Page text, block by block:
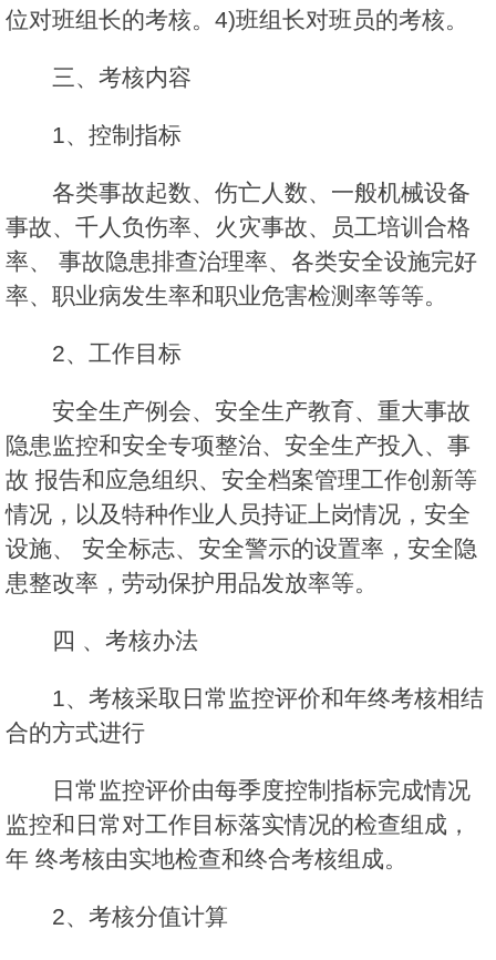
位对班组长的考核。4)班组长对班员的考核。
三、考核内容
1、控制指标
各类事故起数、伤亡人数、一般机械设备
事故、千人负伤率、火灾事故、员工培训合格
率、 事故隐患排查治理率、各类安全设施完好
率、职业病发生率和职业危害检测率等等。
2、工作目标
安全生产例会、安全生产教育、重大事故
隐患监控和安全专项整治、安全生产投入、事
故 报告和应急组织、安全档案管理工作创新等
情况，以及特种作业人员持证上岗情况，安全
设施、 安全标志、安全警示的设置率，安全隐
患整改率，劳动保护用品发放率等。
四 、考核办法
1、考核采取日常监控评价和年终考核相结
合的方式进行
日常监控评价由每季度控制指标完成情况
监控和日常对工作目标落实情况的检查组成，
年 终考核由实地检查和终合考核组成。
2、考核分值计算